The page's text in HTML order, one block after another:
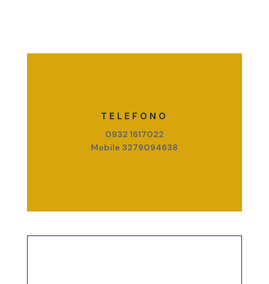
TELEFONO
0932 1617022
Mobile 3279094638